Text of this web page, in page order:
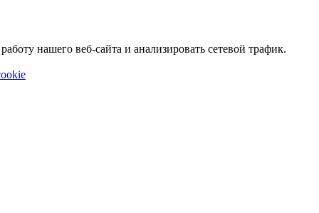
нашего веб-сайта и анализировать сетевой трафик.